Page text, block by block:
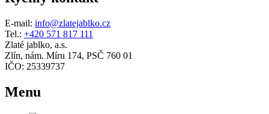
E-mail: info@zlatejablko.cz
Tel.: +420 571 817 111
Zlaté jablko, a.s.
Zlín, nám. Míru 174, PSČ 760 01
IČO: 25339737
Menu